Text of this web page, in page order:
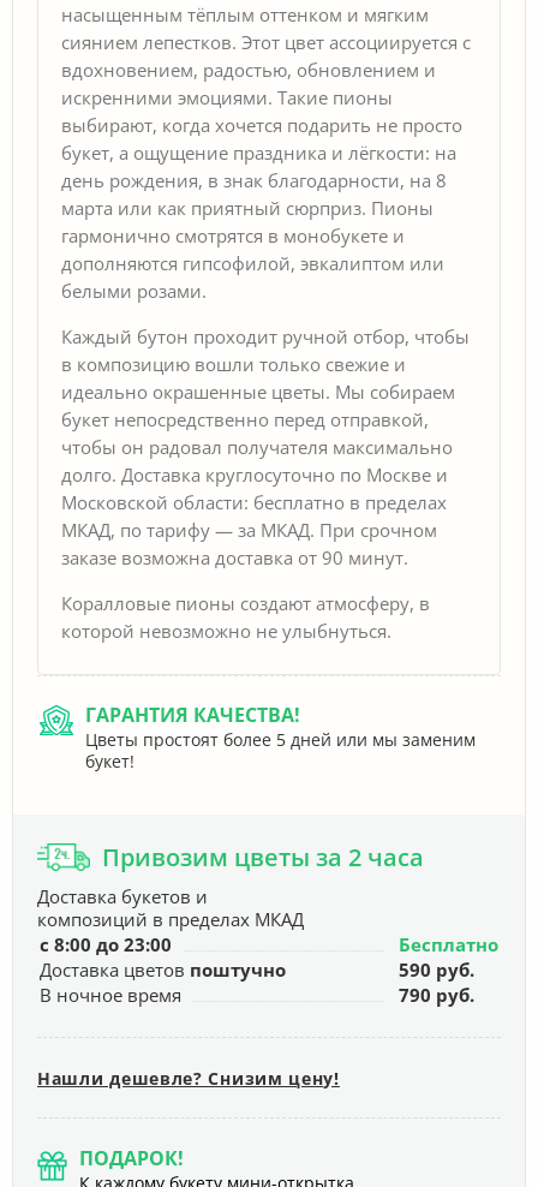
насыщенным тёплым оттенком и мягким
сиянием лепестков. Этот цвет ассоциируется с
вдохновением, радостью, обновлением и
искренними эмоциями. Такие пионы
выбирают, когда хочется подарить не просто
букет, а ощущение праздника и лёгкости: на
день рождения, в знак благодарности, на 8
марта или как приятный сюрприз. Пионы
гармонично смотрятся в монобукете и
дополняются гипсофилой, эвкалиптом или
белыми розами.
Каждый бутон проходит ручной отбор, чтобы
в композицию вошли только свежие и
идеально окрашенные цветы. Мы собираем
букет непосредственно перед отправкой,
чтобы он радовал получателя максимально
долго. Доставка круглосуточно по Москве и
Московской области: бесплатно в пределах
МКАД, по тарифу — за МКАД. При срочном
заказе возможна доставка от 90 минут.
Коралловые пионы создают атмосферу, в
которой невозможно не улыбнуться.
ГАРАНТИЯ КАЧЕСТВА!
Цветы простоят более 5 дней или мы заменим
букет!
Привозим цветы за 2 часа
Доставка букетов и
композиций в пределах МКАД
с 8:00 до 23:00
Бесплатно
Доставка цветов поштучно
590 руб.
В ночное время
790 руб.
Нашли дешевле? Снизим цену!
ПОДАРОК!
К каждому букету мини-открытка